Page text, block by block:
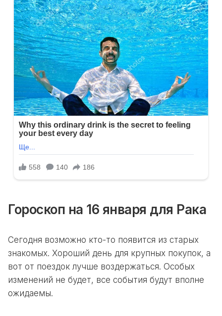
Гороскоп на 16 января для Рака
Сегодня возможно кто-то появится из старых
знакомых. Хороший день для крупных покупок, а
вот от поездок лучше воздержаться. Особых
изменений не будет, все события будут вполне
ожидаемы.